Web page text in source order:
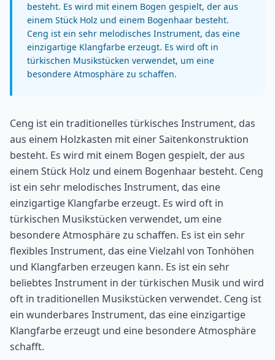
besteht. Es wird mit einem Bogen gespielt, der aus
einem Stück Holz und einem Bogenhaar besteht.
Ceng ist ein sehr melodisches Instrument, das eine
einzigartige Klangfarbe erzeugt. Es wird oft in
türkischen Musikstücken verwendet, um eine
besondere Atmosphäre zu schaffen.
Ceng ist ein traditionelles türkisches Instrument, das
aus einem Holzkasten mit einer Saitenkonstruktion
besteht. Es wird mit einem Bogen gespielt, der aus
einem Stück Holz und einem Bogenhaar besteht. Ceng
ist ein sehr melodisches Instrument, das eine
einzigartige Klangfarbe erzeugt. Es wird oft in
türkischen Musikstücken verwendet, um eine
besondere Atmosphäre zu schaffen. Es ist ein sehr
flexibles Instrument, das eine Vielzahl von Tonhöhen
und Klangfarben erzeugen kann. Es ist ein sehr
beliebtes Instrument in der türkischen Musik und wird
oft in traditionellen Musikstücken verwendet. Ceng ist
ein wunderbares Instrument, das eine einzigartige
Klangfarbe erzeugt und eine besondere Atmosphäre
schafft.